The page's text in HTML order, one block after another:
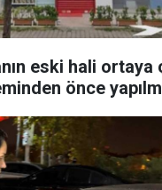
eski hali ortaya
önce